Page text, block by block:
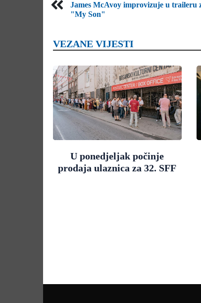
James McAvoy improvizuje u traileru
"My Son"
VEZANE VIJESTI
U ponedjeljak počinje
prodaja ulaznica za 32. SFF